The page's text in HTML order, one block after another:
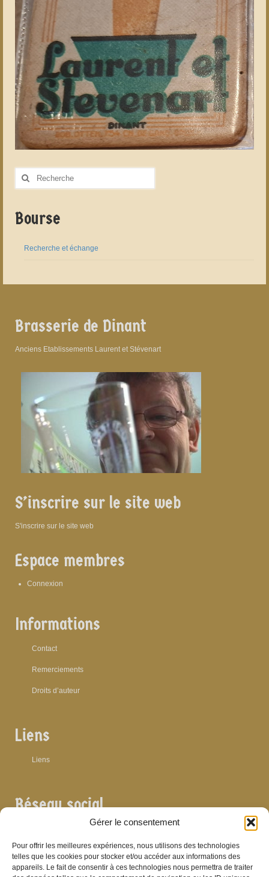
Gérer le consentement
Pour offrir les meilleures expériences, nous utilisons des technologies
telles que les cookies pour stocker et/ou accéder aux informations des
appareils. Le fait de consentir à ces technologies nous permettra de traiter
Rechercher
Bourse
Recherche et échange
Brasserie de Dinant
Anciens Etablissements Laurent et Stévenart
S’inscrire sur le site web
S'inscrire sur le site web
Espace membres
Connexion
Informations
Contact
Remerciements
Droits d’auteur
Liens
Liens
Réseau social